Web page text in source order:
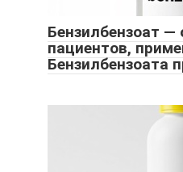
Бензилбензоат
пациентов,
Бензилбензоата